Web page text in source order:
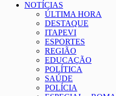
NOTÍCIAS
ÚLTIMA HORA
DESTAQUE
ITAPEVI
ESPORTES
REGIÃO
EDUCAÇÃO
POLÍTICA
SAÚDE
POLÍCIA